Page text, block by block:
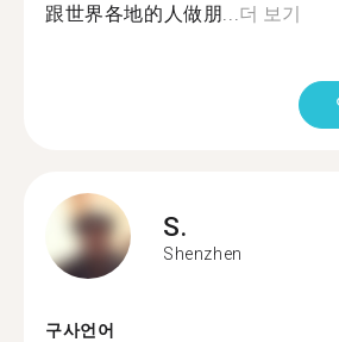
跟世界各地的人做朋... 더 보기
S.
Shenzhen
구사언어